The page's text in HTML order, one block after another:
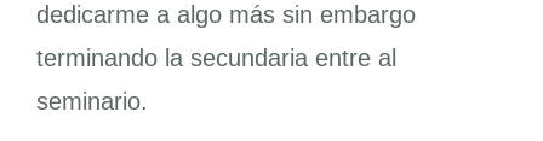
dedicarme a algo más sin embargo
terminando la secundaria entre al
seminario.